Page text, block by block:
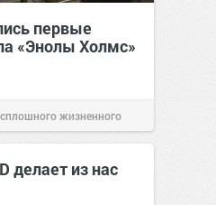
первые
«Энолы Холмс»
жизненного
2022
делает из нас